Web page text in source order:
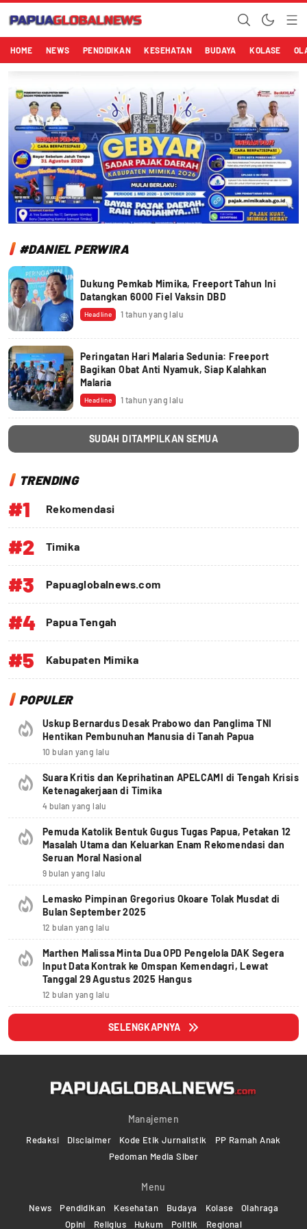
Papuaglobalnews.com
Menulis Fakta dengan Hati Bening
HOME NEWS PENDIDIKAN KESEHATAN BUDAYA KOLASE
#DANIEL PERWIRA
Dukung Pemkab Mimika, Freeport Tahun Ini
Datangkan 6000 Fiel Vaksin DBD
Headline 1 tahun yang lalu
Peringatan Hari Malaria Sedunia: Freeport
Bagikan Obat Anti Nyamuk, Siap Kalahkan
Malaria
Headline 1 tahun yang lalu
SUDAH DITAMPILKAN SEMUA
TRENDING
#1 Rekomendasi
#2 Timika
#3 Papuaglobalnews.com
#4 Papua Tengah
#5 Kabupaten Mimika
POPULER
Uskup Bernardus Desak Prabowo dan Panglima TNI
Hentikan Pembunuhan Manusia di Tanah Papua
10 bulan yang lalu
Suara Kritis dan Keprihatinan APELCAMI di Tengah Krisis
Ketenagakerjaan di Timika
4 bulan yang lalu
Pemuda Katolik Bentuk Gugus Tugas Papua, Petakan 12
Masalah Utama dan Keluarkan Enam Rekomendasi dan
Seruan Moral Nasional
9 bulan yang lalu
Lemasko Pimpinan Gregorius Okoare Tolak Musdat di
Bulan September 2025
12 bulan yang lalu
Marthen Malissa Minta Dua OPD Pengelola DAK Segera
Input Data Kontrak ke Omspan Kemendagri, Lewat
Tanggal 29 Agustus 2025 Hangus
12 bulan yang lalu
SELENGKAPNYA
Manajemen
Redaksi Disclaimer Kode Etik Jurnalistik
PP Ramah Anak
Pedoman Media Siber
Menu
News Pendidikan Kesehatan Budaya Kolase
Olahraga
Opini
Religius Hukum Politik Regional